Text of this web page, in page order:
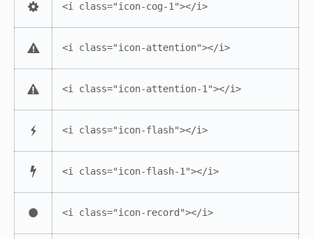
<i class="icon-cog-1"></i>
<i class="icon-attention"></i>
<i class="icon-attention-1"></i>
<i class="icon-flash"></i>
<i class="icon-flash-1"></i>
<i class="icon-record"></i>